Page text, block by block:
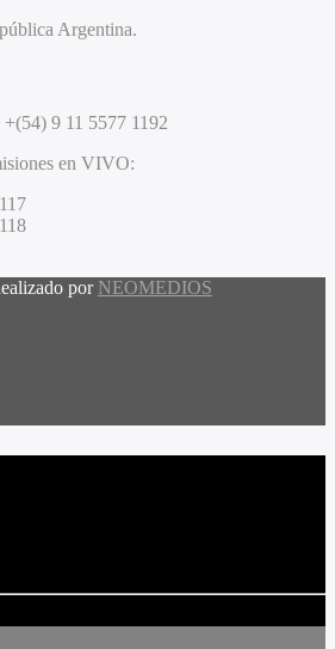
Argentina.
+(54) 9 11 5577 1192
en VIVO:
por NEOMEDIOS